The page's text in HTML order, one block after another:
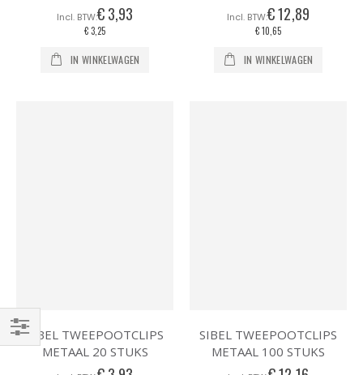
€ 3,93
€ 3,25
IN WINKELWAGEN
€ 12,89
€ 10,65
IN WINKELWAGEN
SIBEL TWEEPOOTCLIPS
METAAL 20 STUKS
SIBEL TWEEPOOTCLIPS
METAAL 100 STUKS
Filteren